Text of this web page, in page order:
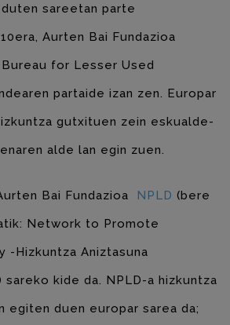
sareetan parte
Aurten Bai Fundazioa
for Lesser Used
partaide izan zen. Europar
gutxituen zein eskualde-
alde lan egin zuen.
Bai Fundazioa NPLD (bere
Network to Promote
-Hizkuntza Aniztasuna
sareko kide da. NPLD-a hizkuntza
egiten duen europar sarea da;